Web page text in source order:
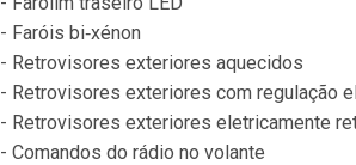
- Faróis bi‐xénon
- Retrovisores exteriores aquecidos
- Retrovisores exteriores com regulação
- Retrovisores exteriores eletricamente
- Comandos do rádio no volante